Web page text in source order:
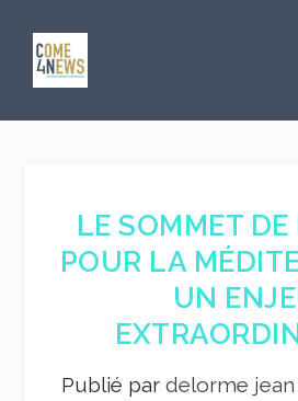
LE SOMMET DE
POUR LA
UN
Publié par delorme